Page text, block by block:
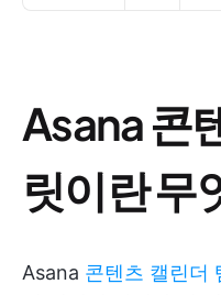
Asana 콘
릿이란 무
Asana 콘텐츠 캘린더